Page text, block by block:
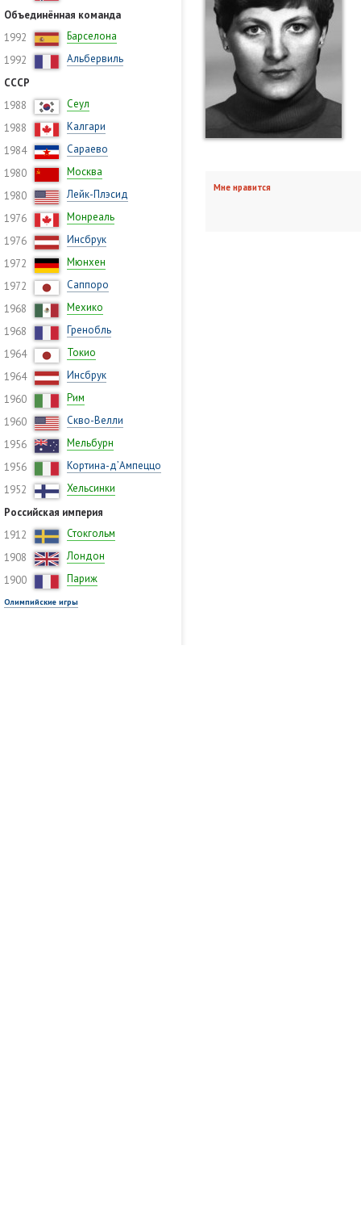
Объединённая команда
1992
Барселона
1992
Альбервиль
СССР
1988
Сеул
1988
Калгари
1984
Сараево
1980
Москва
1980
Лейк-Плэсид
1976
Монреаль
1976
Инсбрук
1972
Мюнхен
1972
Саппоро
1968
Мехико
1968
Гренобль
1964
Токио
1964
Инсбрук
1960
Рим
1960
Скво-Велли
1956
Мельбурн
1956
Кортина-д’Ампеццо
1952
Хельсинки
Российская империя
1912
Стокгольм
1908
Лондон
1900
Париж
Олимпийские игры
Мне нравится